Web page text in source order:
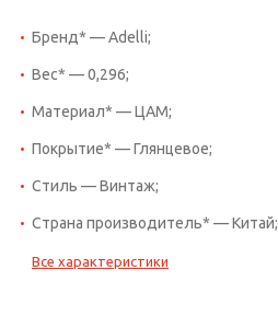
Бренд* — Adelli;
Вес* — 0,296;
Материал* — ЦАМ;
Покрытие* — Глянцевое;
Стиль — Винтаж;
Страна производитель* — Китай;
Все характеристики